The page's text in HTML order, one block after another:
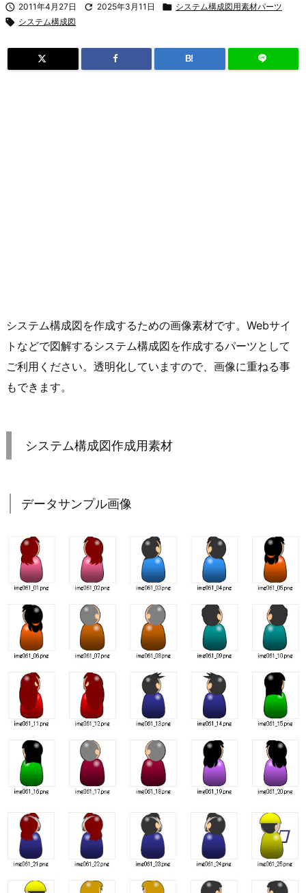
 2011年4月27日  2025年3月11日  システム構成図用素材パーツ
 システム構成図
B!
システム構成図を作成するための画像素材です。Webサイ
トなどで図解するシステム構成図を作成するパーツとして
ご利用ください。透明化していますので、画像に重ねる事
もできます。
システム構成図作成用素材
データサンプル画像